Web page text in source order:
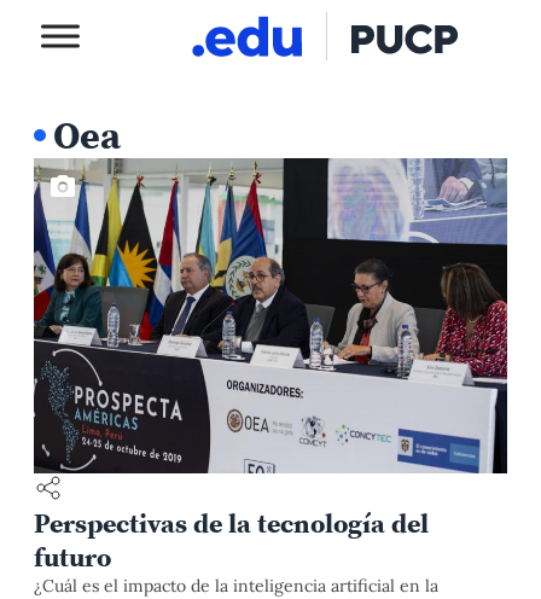
Oea
Perspectivas de la tecnología del
futuro
¿Cuál es el impacto de la inteligencia artificial en la